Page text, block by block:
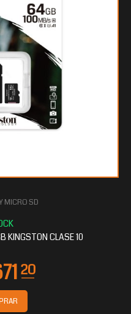
MICRO SD
KINGSTON CLASE 10